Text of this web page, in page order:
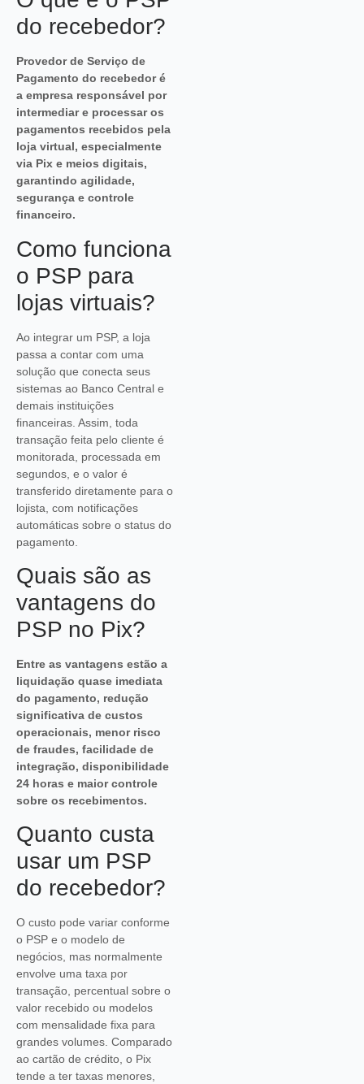
do recebedor?
Provedor de Serviço de
Pagamento do recebedor é
a empresa responsável por
intermediar e processar os
pagamentos recebidos pela
loja virtual, especialmente
via Pix e meios digitais,
garantindo agilidade,
segurança e controle
financeiro.
Como funciona
o PSP para
lojas virtuais?
Ao integrar um PSP, a loja
passa a contar com uma
solução que conecta seus
sistemas ao Banco Central e
demais instituições
financeiras. Assim, toda
transação feita pelo cliente é
monitorada, processada em
segundos, e o valor é
transferido diretamente para o
lojista, com notificações
automáticas sobre o status do
pagamento.
Quais são as
vantagens do
PSP no Pix?
Entre as vantagens estão a
liquidação quase imediata
do pagamento, redução
significativa de custos
operacionais, menor risco
de fraudes, facilidade de
integração, disponibilidade
24 horas e maior controle
sobre os recebimentos.
Quanto custa
usar um PSP
do recebedor?
O custo pode variar conforme
o PSP e o modelo de
negócios, mas normalmente
envolve uma taxa por
transação, percentual sobre o
valor recebido ou modelos
com mensalidade fixa para
grandes volumes. Comparado
ao cartão de crédito, o Pix
tende a ter taxas menores,